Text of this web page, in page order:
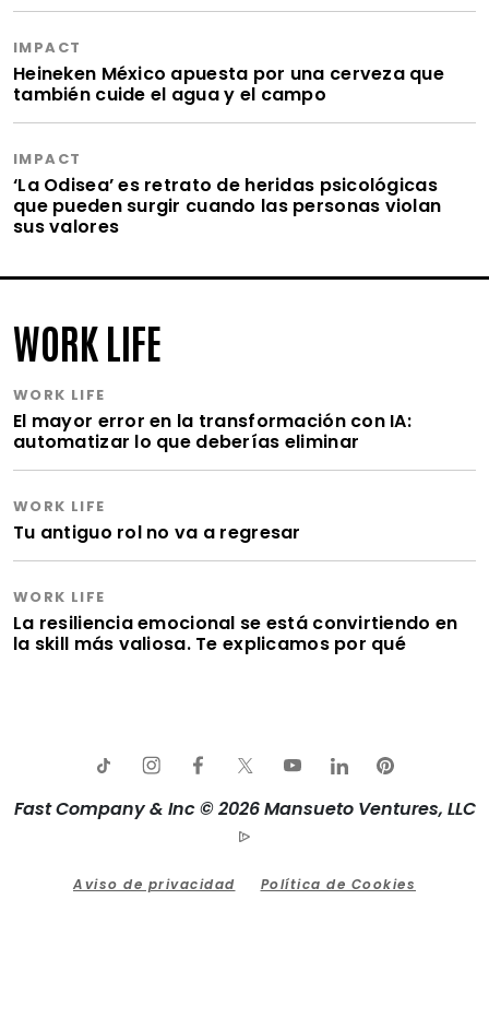
IMPACT
Heineken México apuesta por una cerveza que
también cuide el agua y el campo
IMPACT
‘La Odisea’ es retrato de heridas psicológicas
que pueden surgir cuando las personas violan
sus valores
WORK LIFE
WORK LIFE
El mayor error en la transformación con IA:
automatizar lo que deberías eliminar
WORK LIFE
Tu antiguo rol no va a regresar
WORK LIFE
La resiliencia emocional se está convirtiendo en
la skill más valiosa. Te explicamos por qué
Fast Company & Inc © 2026 Mansueto Ventures, LLC
Aviso de privacidad Política de Cookies